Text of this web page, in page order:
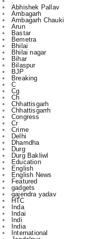
Bastar
Bemetra
Bhilai
Bhilai nagar
Bihar
Bilaspur
BJP
Breaking
C
Cg
Ch
Chhattisgarh
Chhattisgarrh
Congress
Cr
Crime
Delhi
Dhamdha
Durg
Durg Bakliwl
Education
English
English News
Featured
gadgets
gajendra yadav
HTC
Inda
Indai
Indi
India
International
Jagdalpur
Jashpur
jile
kasdol
Kawardha